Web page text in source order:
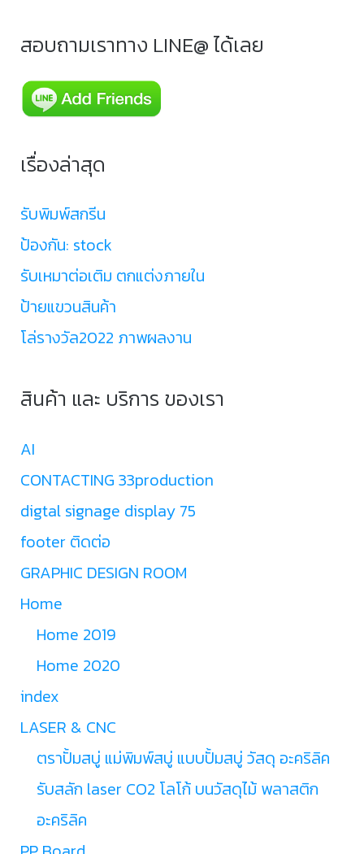
สอบถามเราทาง LINE@ ได้เลย
เรื่องล่าสุด
รับพิมพ์สกรีน
ป้องกัน: stock
รับเหมาต่อเติม ตกแต่งภายใน
ป้ายแขวนสินค้า
โล่รางวัล2022 ภาพผลงาน
สินค้า และ บริการ ของเรา
AI
CONTACTING 33production
digtal signage display 75
footer ติดต่อ
GRAPHIC DESIGN ROOM
Home
Home 2019
Home 2020
index
LASER & CNC
ตราปั้มสบู่ แม่พิมพ์สบู่ แบบปั้มสบู่ วัสดุ อะคริลิค
รับสลัก laser CO2 โลโก้ บนวัสดุไม้ พลาสติก
อะคริลิค